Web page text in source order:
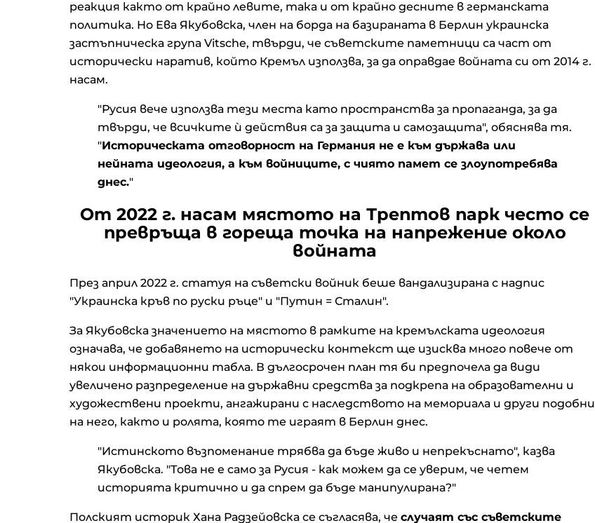
реакция както от крайно левите, така и от крайно десните в германската
политика. Но Ева Якубовска, член на борда на базираната в Берлин украинска
застъпническа група Vitsche, твърди, че съветските паметници са част от
исторически наратив, който Кремъл използва, за да оправдае войната си от 2014 г.
насам.
"Русия вече използва тези места като пространства за пропаганда, за да
твърди, че всичките ѝ действия са за защита и самозащита", обяснява тя.
"Историческата отговорност на Германия не е към държава или
нейната идеология, а към войниците, с чиято памет се злоупотребява
днес."
От 2022 г. насам мястото на Трептов парк често се
превръща в гореща точка на напрежение около
войната
През април 2022 г. статуя на съветски войник беше вандализирана с надпис
"Украинска кръв по руски ръце" и "Путин = Сталин".
За Якубовска значението на мястото в рамките на кремълската идеология
означава, че добавянето на исторически контекст ще изисква много повече от
някои информационни табла. В дългосрочен план тя би предпочела да види
увеличено разпределение на държавни средства за подкрепа на образователни и
художествени проекти, ангажирани с наследството на мемориала и други подобни
на него, както и ролята, която те играят в Берлин днес.
"Истинското възпоменание трябва да бъде живо и непрекъснато", казва
Якубовска. "Това не е само за Русия - как можем да се уверим, че четем
историята критично и да спрем да бъде манипулирана?"
Полският историк Хана Радзейовска се съгласява, че случаят със съветските